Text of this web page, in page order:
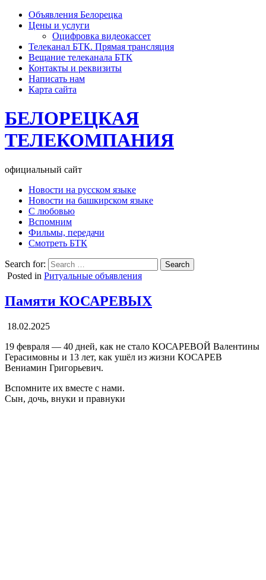
Объявления Белорецка
Цены и услуги
Оцифровка видеокассет
Телеканал БТК. Прямая трансляция
Вещание телеканала БТК
Контакты и реквизиты
Написать нам
Карта сайта
БЕЛОРЕЦКАЯ
ТЕЛЕКОМПАНИЯ
официальный сайт
Новости на русском языке
Новости на башкирском языке
С любовью
Вспомним
Фильмы, передачи
Смотреть БТК
Search for:
Posted in Ритуальные объявления
Памяти КОСАРЕВЫХ
18.02.2025
19 февраля — 40 дней, как не стало КОСАРЕВОЙ Валентины
Герасимовны и 13 лет, как ушёл из жизни КОСАРЕВ
Вениамин Григорьевич.
Вспомните их вместе с нами.
Сын, дочь, внуки и правнуки